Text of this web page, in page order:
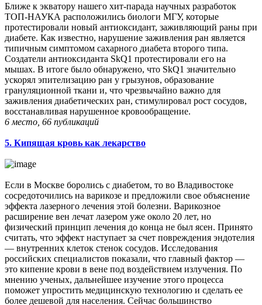
Ближе к экватору нашего хит-парада научных разработок
ТОП-НАУКА расположились биологи МГУ, которые
протестировали новый антиоксидант, заживляющий раны при
диабете. Как известно, нарушение заживления ран является
типичным симптомом сахарного диабета второго типа.
Создатели антиоксиданта SkQ1 протестировали его на
мышах. В итоге было обнаружено, что SkQ1 значительно
ускорял эпителизацию ран у грызунов, образование
грануляционной ткани и, что чрезвычайно важно для
заживления диабетических ран, стимулировал рост сосудов,
восстанавливая нарушенное кровообращение.
6 место, 66 публикаций
5. Кипящая кровь как лекарство
Если в Москве боролись с диабетом, то во Владивостоке
сосредоточились на варикозе и предложили свое объяснение
эффекта лазерного лечения этой болезни. Варикозное
расширение вен лечат лазером уже около 20 лет, но
физический принцип лечения до конца не был ясен. Принято
считать, что эффект наступает за счет повреждения эндотелия
— внутренних клеток стенок сосудов. Исследования
российских специалистов показали, что главный фактор —
это кипение крови в вене под воздействием излучения. По
мнению ученых, дальнейшее изучение этого процесса
поможет упростить медицинскую технологию и сделать ее
более дешевой для населения. Сейчас большинство